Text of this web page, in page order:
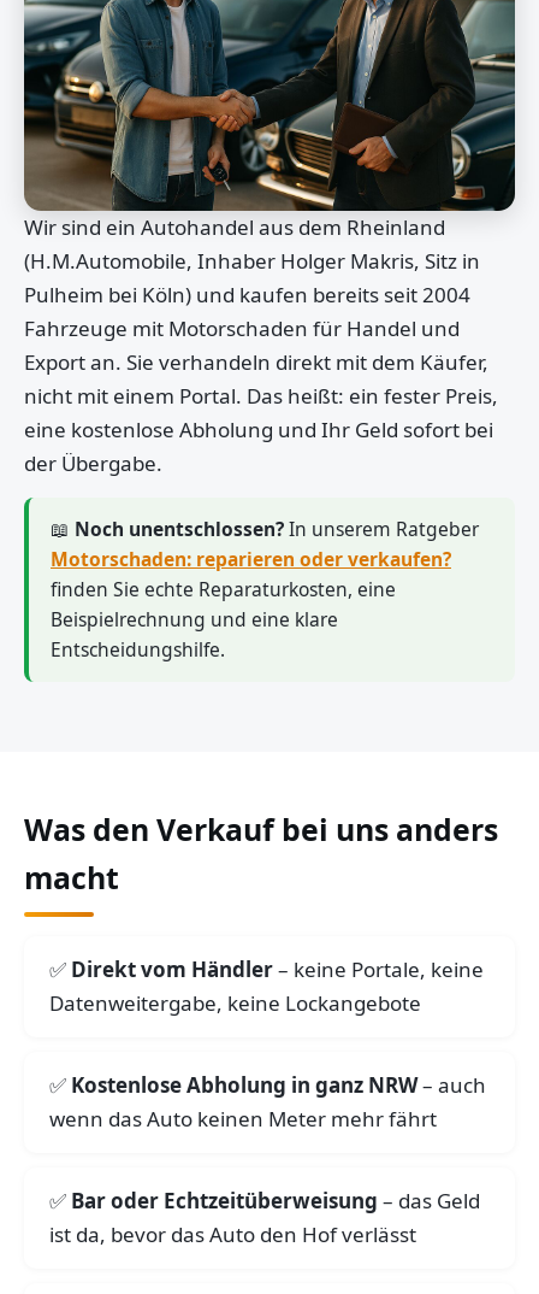
Wir sind ein Autohandel aus dem Rheinland
(H.M.Automobile, Inhaber Holger Makris, Sitz in
Pulheim bei Köln) und kaufen bereits seit 2004
Fahrzeuge mit Motorschaden für Handel und
Export an. Sie verhandeln direkt mit dem Käufer,
nicht mit einem Portal. Das heißt: ein fester Preis,
eine kostenlose Abholung und Ihr Geld sofort bei
der Übergabe.
📖 Noch unentschlossen?In unserem Ratgeber
Motorschaden: reparieren oder verkaufen?
finden Sie echte Reparaturkosten, eine
Beispielrechnung und eine klare
Entscheidungshilfe.
Was den Verkauf bei uns anders
macht
Direkt vom Händler– keine Portale, keine
Datenweitergabe, keine Lockangebote
Kostenlose Abholung in ganz NRW– auch
wenn das Auto keinen Meter mehr fährt
Bar oder Echtzeitüberweisung – das Geld
ist da, bevor das Auto den Hof verlässt